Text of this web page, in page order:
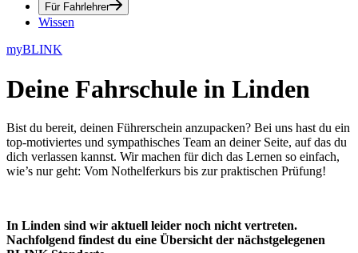
Für Fahrlehrer
Wissen
myBLINK
Deine Fahrschule in Linden
Bist du bereit, deinen Führerschein anzupacken? Bei uns hast du ein
top-motiviertes und sympathisches Team an deiner Seite, auf das du
dich verlassen kannst. Wir machen für dich das Lernen so einfach,
wie’s nur geht: Vom Nothelferkurs bis zur praktischen Prüfung!
In Linden sind wir aktuell leider noch nicht vertreten.
Nachfolgend findest du eine Übersicht der nächstgelegenen